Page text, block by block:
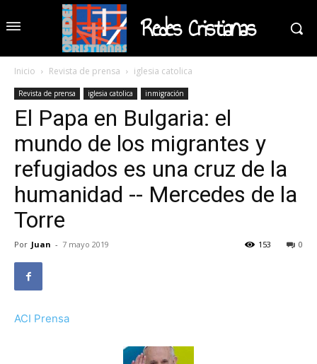
Redes Cristianas
Inicio Revista de prensa iglesia catolica
Revista de prensa iglesia catolica inmigración
El Papa en Bulgaria: el
mundo de los migrantes y
refugiados es una cruz de la
humanidad -- Mercedes de la
Torre
Por Juan - 7 mayo 2019 0
153
ACI Prensa